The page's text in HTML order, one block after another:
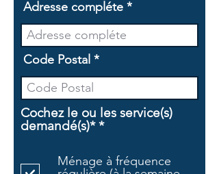
Adresse compléte
Code Postal
Cochez le ou les service(s)
demandé(s)* *O
Ménage à fréquence